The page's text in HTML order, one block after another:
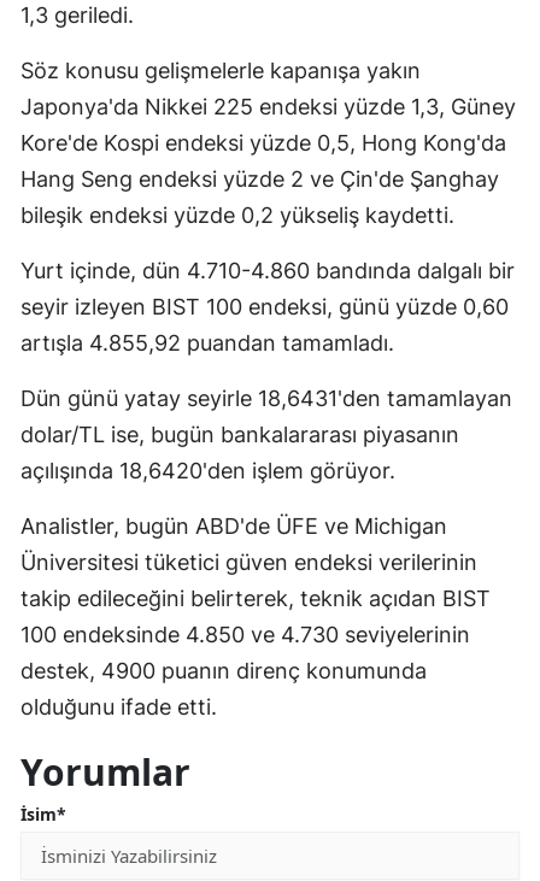
1,3 geriledi.
Söz konusu gelişmelerle kapanışa yakın
Japonya'da Nikkei 225 endeksi yüzde 1,3, Güney
Kore'de Kospi endeksi yüzde 0,5, Hong Kong'da
Hang Seng endeksi yüzde 2 ve Çin'de Şanghay
bileşik endeksi yüzde 0,2 yükseliş kaydetti.
Yurt içinde, dün 4.710-4.860 bandında dalgalı bir
seyir izleyen BIST 100 endeksi, günü yüzde 0,60
artışla 4.855,92 puandan tamamladı.
Dün günü yatay seyirle 18,6431'den tamamlayan
dolar/TL ise, bugün bankalararası piyasanın
açılışında 18,6420'den işlem görüyor.
Analistler, bugün ABD'de ÜFE ve Michigan
Üniversitesi tüketici güven endeksi verilerinin
takip edileceğini belirterek, teknik açıdan BIST
100 endeksinde 4.850 ve 4.730 seviyelerinin
destek, 4900 puanın direnç konumunda
olduğunu ifade etti.
Yorumlar
İsim*